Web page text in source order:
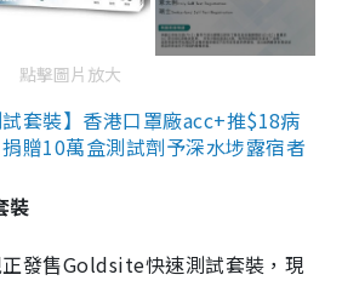
點擊圖片放大
套裝】香港口罩廠acc+推$18病
贈10萬盒測試劑予深水埗露宿者
裝
發售Goldsite快速測試套裝，現